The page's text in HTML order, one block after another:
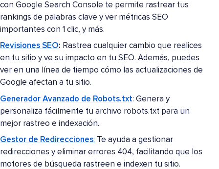
con Google Search Console te permite rastrear tus
rankings de palabras clave y ver métricas SEO
importantes con 1 clic, y más.
Revisiones SEO: Rastrea cualquier cambio que realices
en tu sitio y ve su impacto en tu SEO. Además, puedes
ver en una línea de tiempo cómo las actualizaciones de
Google afectan a tu sitio.
Generador Avanzado de Robots.txt: Genera y
personaliza fácilmente tu archivo robots.txt para un
mejor rastreo e indexación.
Gestor de Redirecciones: Te ayuda a gestionar
redirecciones y eliminar errores 404, facilitando que los
motores de búsqueda rastreen e indexen tu sitio.